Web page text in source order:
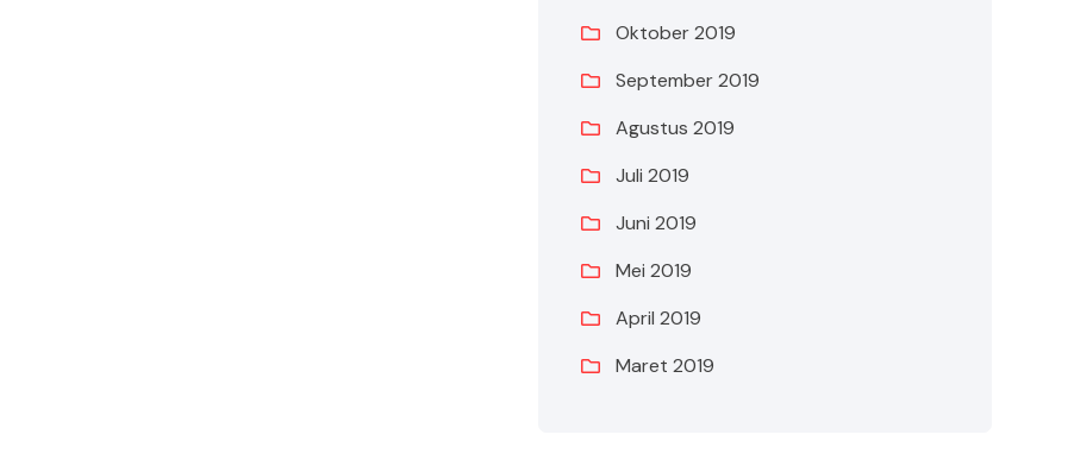
Oktober 2019
September 2019
Agustus 2019
Juli 2019
Juni 2019
Mei 2019
April 2019
Maret 2019